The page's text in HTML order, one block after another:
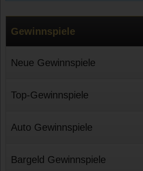
Gewinnspiele
Neue Gewinnspiele
Top-Gewinnspiele
Auto Gewinnspiele
Bargeld Gewinnspiele